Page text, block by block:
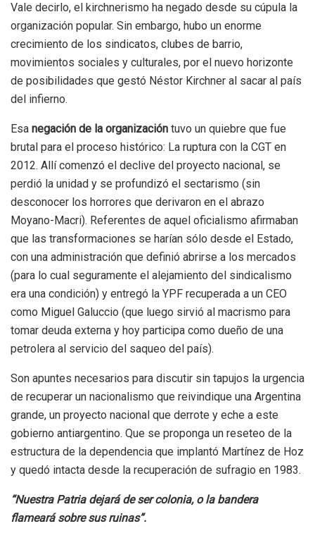
Vale decirlo, el kirchnerismo ha negado desde su cúpula la
organización popular. Sin embargo, hubo un enorme
crecimiento de los sindicatos, clubes de barrio,
movimientos sociales y culturales, por el nuevo horizonte
de posibilidades que gestó Néstor Kirchner al sacar al país
del infierno.
Esa negación de la organización tuvo un quiebre que fue
brutal para el proceso histórico: La ruptura con la CGT en
2012. Allí comenzó el declive del proyecto nacional, se
perdió la unidad y se profundizó el sectarismo (sin
desconocer los horrores que derivaron en el abrazo
Moyano-Macri). Referentes de aquel oficialismo afirmaban
que las transformaciones se harían sólo desde el Estado,
con una administración que definió abrirse a los mercados
(para lo cual seguramente el alejamiento del sindicalismo
era una condición) y entregó la YPF recuperada a un CEO
como Miguel Galuccio (que luego sirvió al macrismo para
tomar deuda externa y hoy participa como dueño de una
petrolera al servicio del saqueo del país).
Son apuntes necesarios para discutir sin tapujos la urgencia
de recuperar un nacionalismo que reivindique una Argentina
grande, un proyecto nacional que derrote y eche a este
gobierno antiargentino. Que se proponga un reseteo de la
estructura de la dependencia que implantó Martínez de Hoz
y quedó intacta desde la recuperación de sufragio en 1983.
“Nuestra Patria dejará de ser colonia, o la bandera
flameará sobre sus ruinas”.